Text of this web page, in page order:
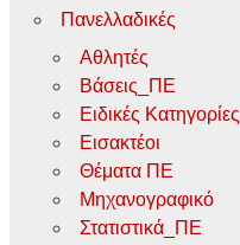
Πανελλαδικές
Αθλητές
Βάσεις_ΠΕ
Ειδικές Κατηγορίες
Εισακτέοι
Θέματα ΠΕ
Μηχανογραφικό
Στατιστικά_ΠΕ